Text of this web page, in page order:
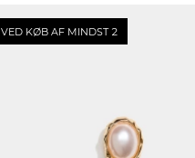
VED KØB AF MINDST 2